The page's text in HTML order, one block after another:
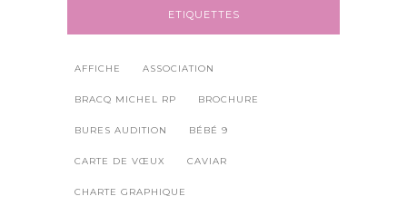
ETIQUETTES
AFFICHE ASSOCIATION
BRACQ MICHEL RP BROCHURE
BURES AUDITION BÉBÉ 9
CARTE DE VŒUX CAVIAR
CHARTE GRAPHIQUE